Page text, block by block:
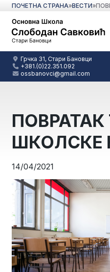
ПОЧЕТНА СТРАНА»ВЕСТИ»
Грчка 31, Стари Бановци
+381.(0)22.351.092
ossbanovci@gmail.com
ШКОЛСКЕ
14/04/2021